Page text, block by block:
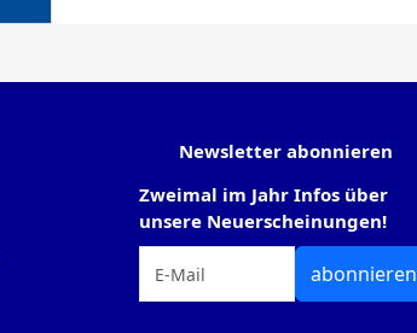
Newsletter abonnieren
Zweimal im Jahr Infos über
unsere Neuerscheinungen!
abonnieren